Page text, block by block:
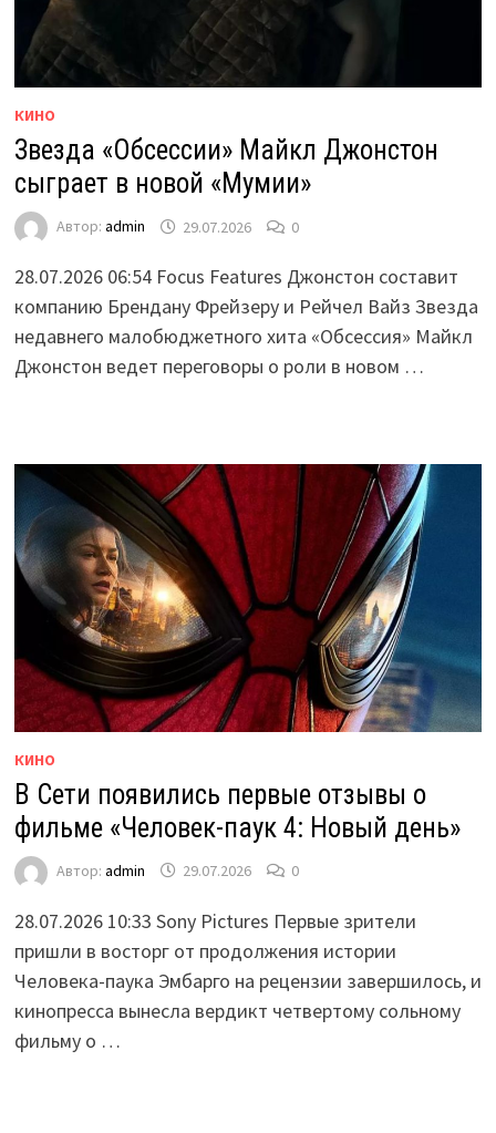
КИНО
Звезда «Обсессии» Майкл Джонстон
сыграет в новой «Мумии»
Автор: admin 29.07.2026 0
28.07.2026 06:54 Focus Features Джонстон составит
компанию Брендану Фрейзеру и Рейчел Вайз Звезда
недавнего малобюджетного хита «Обсессия» Майкл
Джонстон ведет переговоры о роли в новом …
КИНО
В Сети появились первые отзывы о
фильме «Человек-паук 4: Новый день»
Автор: admin 29.07.2026 0
28.07.2026 10:33 Sony Pictures Первые зрители
пришли в восторг от продолжения истории
Человека-паука Эмбарго на рецензии завершилось, и
кинопресса вынесла вердикт четвертому сольному
фильму о …